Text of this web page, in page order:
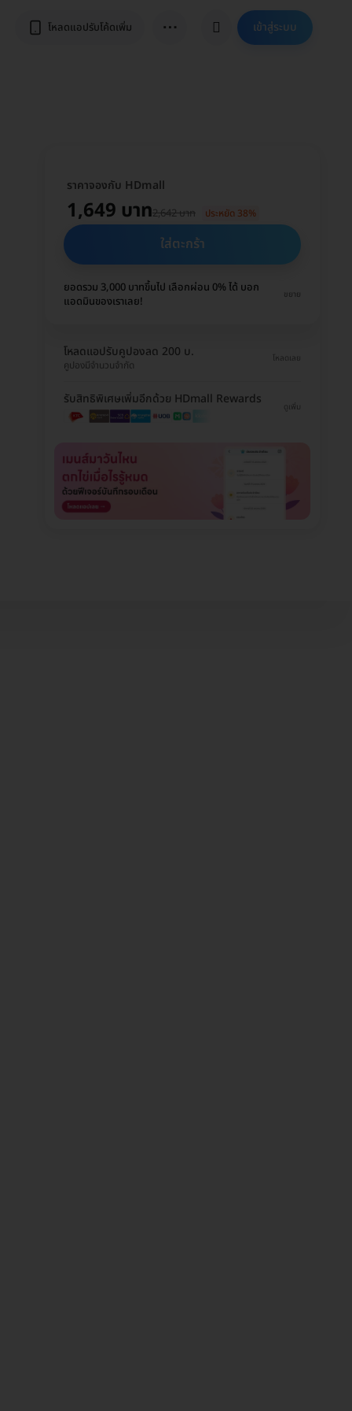
โหลดแอปรับโค้ดเพิ่ม ⋯ เข้าสู่ระบบ
ราคาจองกับ HDmall
1,649 บาท2,642 บาท ประหยัด 38%
ใส่ตะกร้า
ยอดรวม 3,000 บาทขึ้นไป เลือกผ่อน 0% ได้ บอก
แอดมินของเราเลย!
ขยาย
โหลดแอปรับคูปองลด 200 บ.
คูปองมีจำนวนจำกัด
โหลดเลย
รับสิทธิพิเศษเพิ่มอีกด้วย HDmall Rewards
ดูเพิ่ม